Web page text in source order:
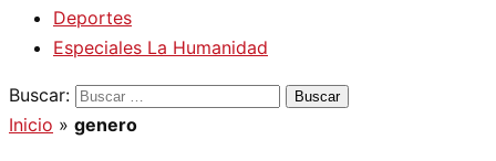
Deportes
Especiales La Humanidad
Buscar:
Inicio » genero